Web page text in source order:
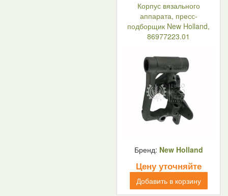
Корпус вязального
аппарата, пресс-
подборщик New Holland,
86977223.01
Бренд: New Holland
Цену уточняйте
Добавить в корзину